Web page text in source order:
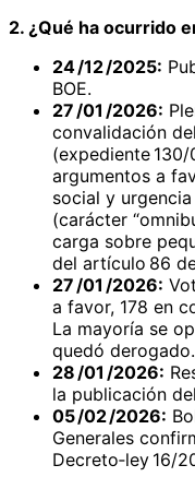
2. ¿Qué ha ocurrido
24 /12 /2025:
BOE.
27 /01 /2026:
convalidación
(expediente
argumentos a
social y
(carácter
carga sobre
del artículo 86
27 /01 /2026:
a favor, 178 en
La mayoría se
quedó derogado.
28 /01 /2026:
la publicación
05 /02 /2026:
Generales
Decreto‑ley 16/